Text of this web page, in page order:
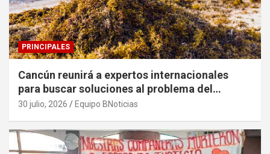
PRINCIPALES
Cancún reunirá a expertos internacionales
para buscar soluciones al problema del
sargazo
30 julio, 2026 Equipo BNoticias